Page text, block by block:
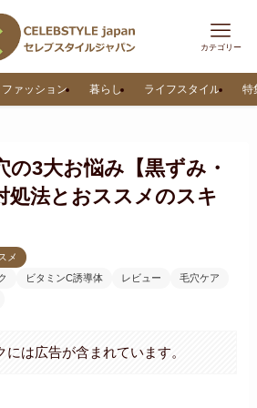
カテゴリー
ファッション 暮らし ライフスタイル 特
の3大お悩み【黒ずみ・
処法とおススメのスキ
メ
ビタミンC誘導体 レビュー
毛穴ケア
には広告が含まれています。